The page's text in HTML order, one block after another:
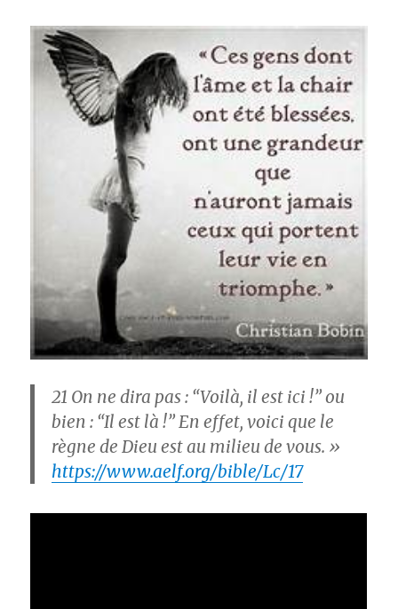
21 On ne dira pas : “Voilà, il est ici !” ou
bien : “Il est là !” En effet, voici que le
règne de Dieu est au milieu de vous. »
https://www.aelf.org/bible/Lc/17